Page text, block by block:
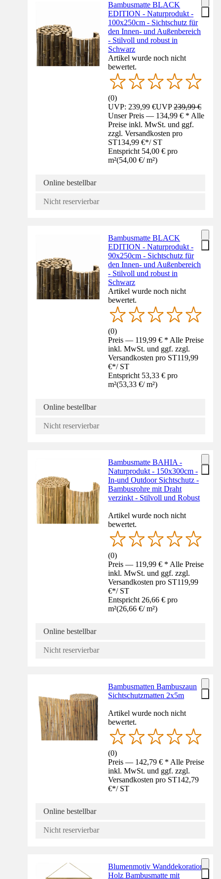
Bambusmatte BLACK
EDITION - Naturprodukt -
100x250cm - Sichtschutz für
den Innen- und Außenbereich
- Stilvoll und robust in
Schwarz
Artikel wurde noch nicht
bewertet.
(0)
UVP: 239,99 €UVP239,99 €
Unser Preis — 134,99 € * Alle
Preise inkl. MwSt. und ggf.
zzgl. Versandkosten pro
ST134,99 €*/ ST
Entspricht 54,00 € pro
m²(54,00 €/ m²)
Online bestellbar
Nicht reservierbar
Bambusmatte BLACK
EDITION - Naturprodukt -
90x250cm - Sichtschutz für
den Innen- und Außenbereich
- Stilvoll und robust in
Schwarz
Artikel wurde noch nicht
bewertet.
(0)
Preis — 119,99 € * Alle Preise
inkl. MwSt. und ggf. zzgl.
Versandkosten pro ST119,99
€*/ ST
Entspricht 53,33 € pro
m²(53,33 €/ m²)
Online bestellbar
Nicht reservierbar
Bambusmatte BAHIA -
Naturprodukt - 150x300cm -
In-und Outdoor Sichtschutz -
Bambusrohre mit Draht
verzinkt - Stilvoll und Robust
Artikel wurde noch nicht
bewertet.
(0)
Preis — 119,99 € * Alle Preise
inkl. MwSt. und ggf. zzgl.
Versandkosten pro ST119,99
€*/ ST
Entspricht 26,66 € pro
m²(26,66 €/ m²)
Online bestellbar
Nicht reservierbar
Bambusmatten Bambuszaun
Sichtschutzmatten 2x5m
Artikel wurde noch nicht
bewertet.
(0)
Preis — 142,79 € * Alle Preise
inkl. MwSt. und ggf. zzgl.
Versandkosten pro ST142,79
€*/ ST
Online bestellbar
Nicht reservierbar
Blumenmotiv Wanddekoration
Holz Bambusmatte mit